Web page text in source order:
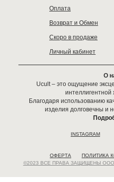
Оплата
Возврат и Обмен
Скоро в продаже
Личный кабинет
INSTAGRAM
©2023 ВСЕ ПРАВА ЗАЩИЩЕНЫ ООО
ОФЕРТА ПОЛИТИКА
О
Ucult – это ощущение
интеллигентной
Благодаря использованию
изделия долговечны и